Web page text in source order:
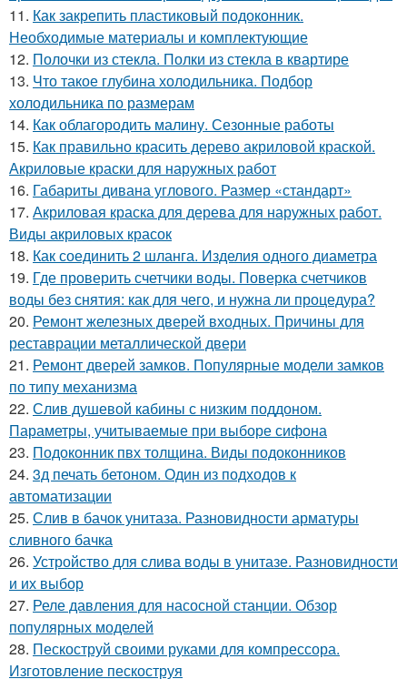
11. Как закрепить пластиковый подоконник.
Необходимые материалы и комплектующие
12. Полочки из стекла. Полки из стекла в квартире
13. Что такое глубина холодильника. Подбор
холодильника по размерам
14. Как облагородить малину. Сезонные работы
15. Как правильно красить дерево акриловой краской.
Акриловые краски для наружных работ
16. Габариты дивана углового. Размер «стандарт»
17. Акриловая краска для дерева для наружных работ.
Виды акриловых красок
18. Как соединить 2 шланга. Изделия одного диаметра
19. Где проверить счетчики воды. Поверка счетчиков
воды без снятия: как для чего, и нужна ли процедура?
20. Ремонт железных дверей входных. Причины для
реставрации металлической двери
21. Ремонт дверей замков. Популярные модели замков
по типу механизма
22. Слив душевой кабины с низким поддоном.
Параметры, учитываемые при выборе сифона
23. Подоконник пвх толщина. Виды подоконников
24. 3д печать бетоном. Один из подходов к
автоматизации
25. Слив в бачок унитаза. Разновидности арматуры
сливного бачка
26. Устройство для слива воды в унитазе. Разновидности
и их выбор
27. Реле давления для насосной станции. Обзор
популярных моделей
28. Пескоструй своими руками для компрессора.
Изготовление пескоструя